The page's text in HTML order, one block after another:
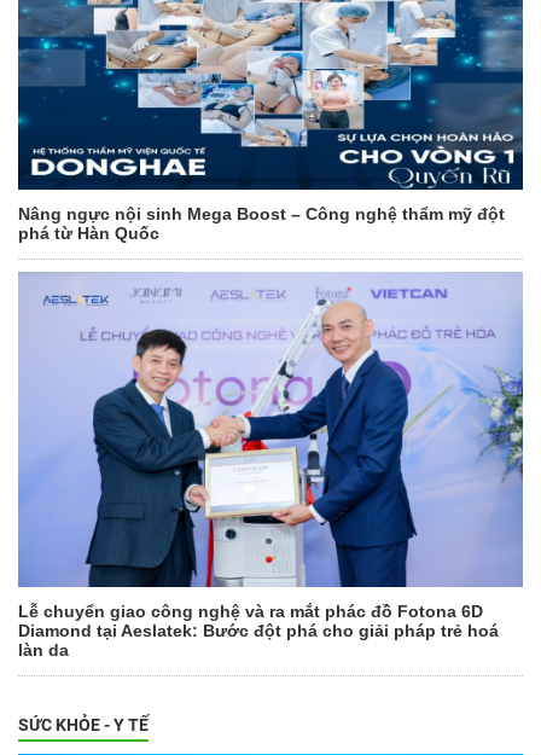
Nâng ngực nội sinh Mega Boost – Công nghệ thẩm mỹ đột
phá từ Hàn Quốc
Lễ chuyển giao công nghệ và ra mắt phác đồ Fotona 6D
Diamond tại Aeslatek: Bước đột phá cho giải pháp trẻ hoá
làn da
SỨC KHỎE - Y TẾ